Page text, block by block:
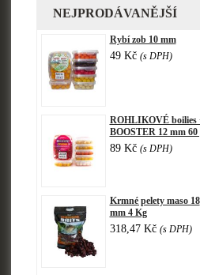
NEJPRODÁVANĚJŠÍ
Rybí zob 10 mm
49 Kč (s DPH)
ROHLIKOVÉ boilies
BOOSTER 12 mm 60
89 Kč (s DPH)
Krmné pelety maso 18
mm 4 Kg
318,47 Kč (s DPH)